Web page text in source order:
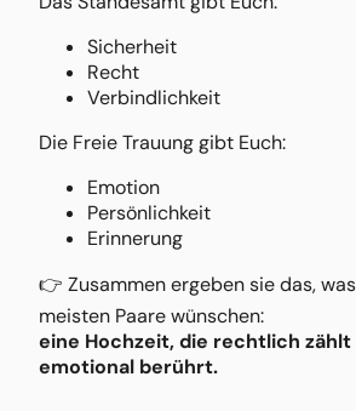
Sicherheit
Recht
Verbindlichkeit
Die Freie Trauung gibt Euch:
Emotion
Persönlichkeit
Erinnerung
👉 Zusammen ergeben sie das,
meisten Paare wünschen:
eine Hochzeit, die rechtlich zählt
emotional berührt.